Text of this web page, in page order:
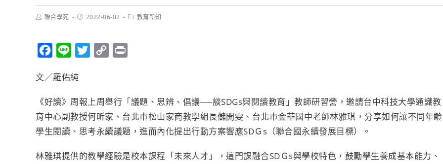
聯合學苑 2022-06-02 教育新知
c
b
o
o
k
n
t
e
r
L
i
n
k
文／羅佑純
《好讀》周報上周舉行「議題、思辨、倡議──談SDGs與閱讀教育」教師研習營，邀請台中科技大學通識教
育中心副教授何昕家、台北市松山家商教學組長儲開雯、台北市金華國中老師林雅琪，分享如何讓不同年齡
學生閱讀、思考永續議題，進而內化提出行動方案響應SDＧs（聯合國永續發展目標）。
林雅琪提供的教學經驗是校本課程「未來人才」，這門課融合SDＧs與學校特色，鼓勵學生養成基本能力、